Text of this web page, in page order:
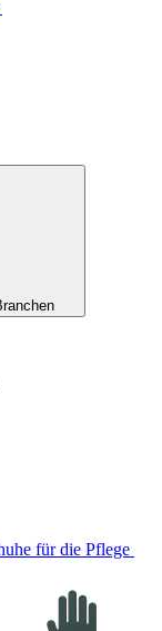
für die Pflege